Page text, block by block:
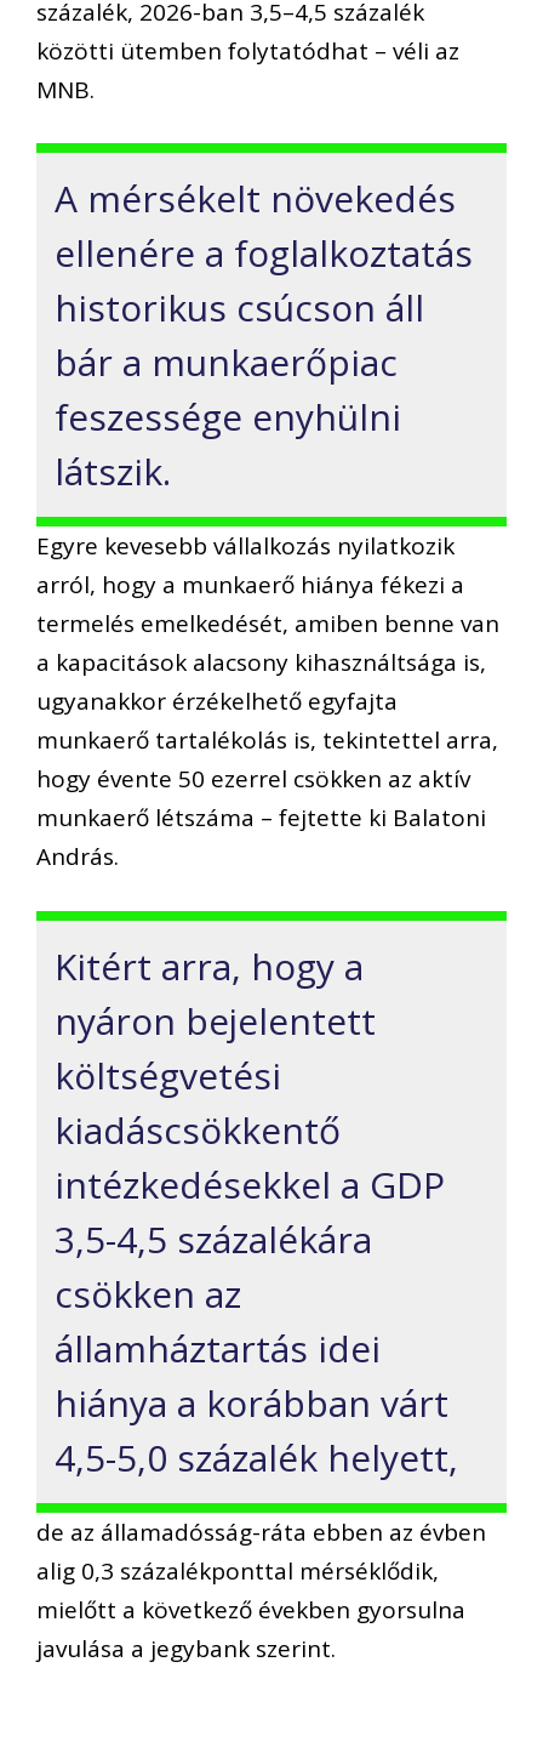
százalék, 2026-ban 3,5–4,5 százalék
közötti ütemben folytatódhat – véli az
MNB.
A mérsékelt növekedés
ellenére a foglalkoztatás
historikus csúcson áll
bár a munkaerőpiac
feszessége enyhülni
látszik.
Egyre kevesebb vállalkozás nyilatkozik
arról, hogy a munkaerő hiánya fékezi a
termelés emelkedését, amiben benne van
a kapacitások alacsony kihasználtsága is,
ugyanakkor érzékelhető egyfajta
munkaerő tartalékolás is, tekintettel arra,
hogy évente 50 ezerrel csökken az aktív
munkaerő létszáma – fejtette ki Balatoni
András.
Kitért arra, hogy a
nyáron bejelentett
költségvetési
kiadáscsökkentő
intézkedésekkel a GDP
3,5-4,5 százalékára
csökken az
államháztartás idei
hiánya a korábban várt
4,5-5,0 százalék helyett,
de az államadósság-ráta ebben az évben
alig 0,3 százalékponttal mérséklődik,
mielőtt a következő években gyorsulna
javulása a jegybank szerint.